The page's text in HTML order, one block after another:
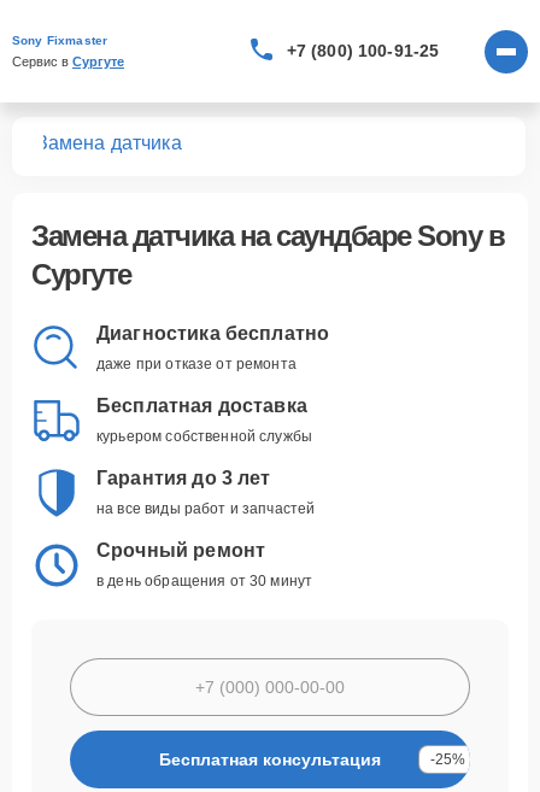
Sony Fixmaster
Сервис в Сургуте
+7 (800) 100-91-25
Замена датчика
Замена датчикана саундбаре Sony в
Сургуте
Диагностика бесплатно
даже при отказе от ремонта
Бесплатная доставка
курьером собственной службы
Гарантия до 3 лет
на все виды работ и запчастей
Срочный ремонт
в день обращения от 30 минут
Бесплатная консультация -25%